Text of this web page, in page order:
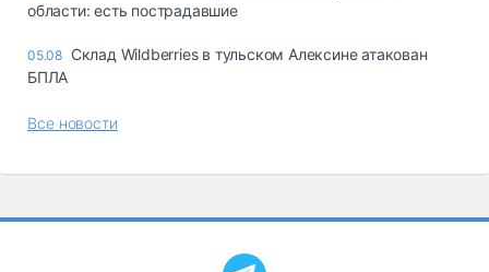
области: есть пострадавшие
05.08 Склад Wildberries в тульском Алексине атакован
БПЛА
Все новости